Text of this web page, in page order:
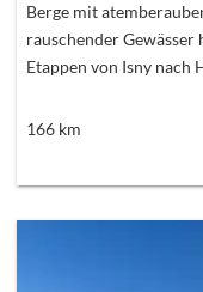
Berge mit
rauschender
Etappen von Isny nach
166km